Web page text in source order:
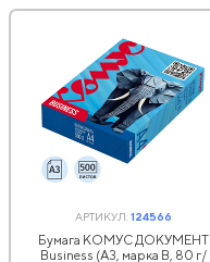
АРТИКУЛ:124566
Бумага КОМУС ДОКУМЕНТ
Business (А3, марка В, 80 г/